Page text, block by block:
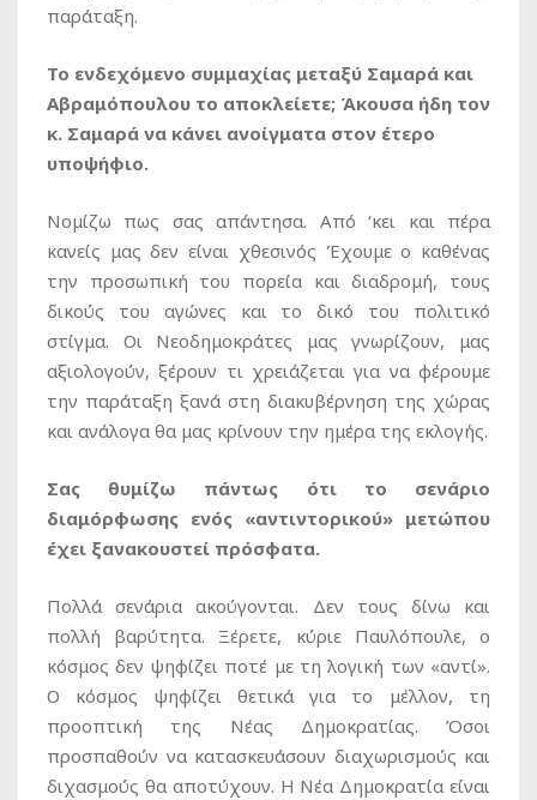
παράταξη.
Το ενδεχόμενο συμμαχίας μεταξύ Σαμαρά και
Αβραμόπουλου το αποκλείετε; Άκουσα ήδη τον
κ. Σαμαρά να κάνει ανοίγματα στον έτερο
υποψήφιο.
Νομίζω πως σας απάντησα. Από ‘κει και πέρα
κανείς μας δεν είναι χθεσινός Έχουμε ο καθένας
την προσωπική του πορεία και διαδρομή, τους
δικούς του αγώνες και το δικό του πολιτικό
στίγμα. Οι Νεοδημοκράτες μας γνωρίζουν, μας
αξιολογούν, ξέρουν τι χρειάζεται για να φέρουμε
την παράταξη ξανά στη διακυβέρνηση της χώρας
και ανάλογα θα μας κρίνουν την ημέρα της εκλογής.
Σας θυμίζω πάντως ότι το σενάριο
διαμόρφωσης ενός «αντιντορικού» μετώπου
έχει ξανακουστεί πρόσφατα.
Πολλά σενάρια ακούγονται. Δεν τους δίνω και
πολλή βαρύτητα. Ξέρετε, κύριε Παυλόπουλε, ο
κόσμος δεν ψηφίζει ποτέ με τη λογική των «αντί».
Ο κόσμος ψηφίζει θετικά για το μέλλον, τη
προοπτική της Νέας Δημοκρατίας. Όσοι
προσπαθούν να κατασκευάσουν διαχωρισμούς και
διχασμούς θα αποτύχουν. Η Νέα Δημοκρατία είναι